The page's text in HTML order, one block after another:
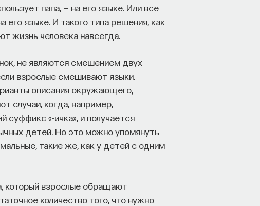
папа, — на его языке. Или все
его языке. И такого типа решения, как
жизнь человека навсегда.
не являются смешением двух
взрослые смешивают языки.
описания окружающего,
случаи, когда, например,
суффикс «-ичка», и получается
детей. Но это можно упомянуть
такие же, как у детей с одним
который взрослые обращают
количество того, что нужно